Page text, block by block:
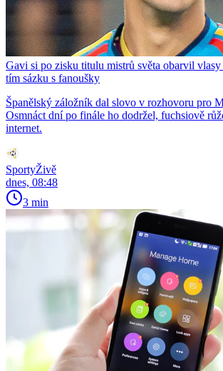
Gavi si po zisku titulu mistrů světa obarvil
tím sázku s fanoušky
Španělský záložník dal slovo v rozhovoru pro
Osmnáct dní po finále ho dodržel, fuchsiově
internet.
SportyŽivě
dnes, 08:48
3 min